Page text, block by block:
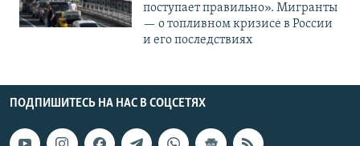
поступает правильно». Мигранты
— о топливном кризисе в России
и его последствиях
ПОДПИШИТЕСЬ НА НАС В СОЦСЕТЯХ